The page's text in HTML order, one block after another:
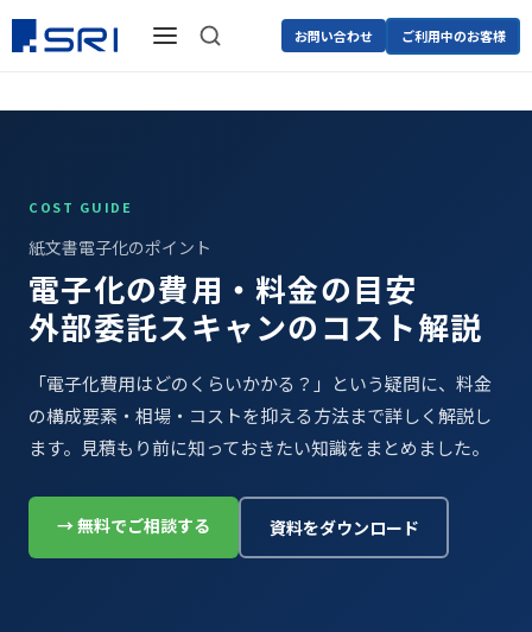
お問い合わせ ご利用中のお客様
COST GUIDE
紙文書電子化のポイント
電子化の費用・料金の目安
外部委託スキャンのコスト解説
「電子化費用はどのくらいかかる？」という疑問に、料金
の構成要素・相場・コストを抑える方法まで詳しく解説し
ます。見積もり前に知っておきたい知識をまとめました。
→ 無料でご相談する 資料をダウンロード